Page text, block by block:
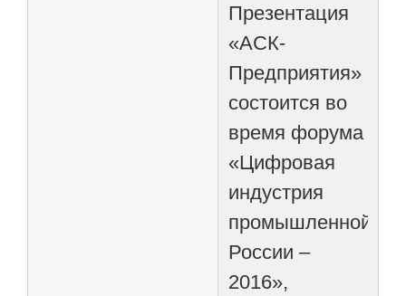
Презентация
«АСК-
Предприятия»
состоится во
время форума
«Цифровая
индустрия
промышленной
России –
2016»,